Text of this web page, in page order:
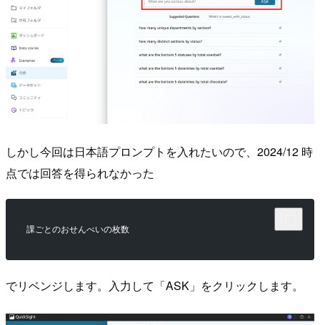
しかし今回は日本語プロンプトを入れたいので、2024/12 時
点では回答を得られなかった
課ごとのおせんべいの枚数
でリベンジします。入力して「ASK」をクリックします。